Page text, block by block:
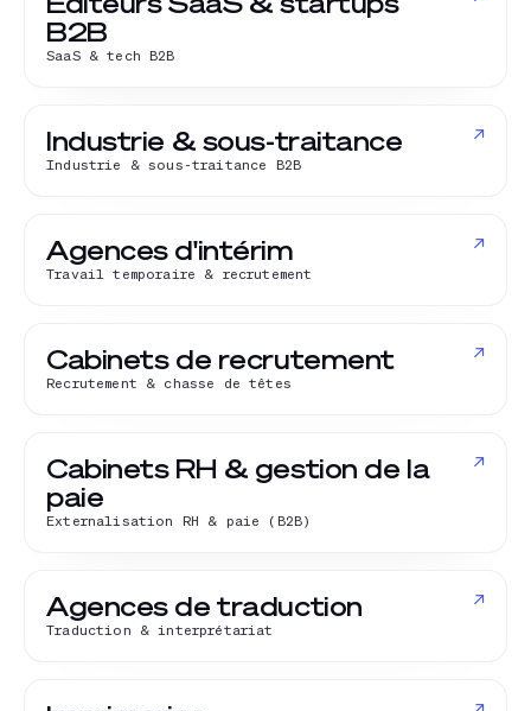
B2B
SaaS & tech B2B
Industrie & sous-traitance
Industrie & sous-traitance B2B
↗
Agences d'intérim
Travail temporaire & recrutement
↗
Cabinets de recrutement
Recrutement & chasse de têtes
↗
Cabinets RH & gestion de la
paie
Externalisation RH & paie (B2B)
↗
Agences de traduction
Traduction & interprétariat
↗